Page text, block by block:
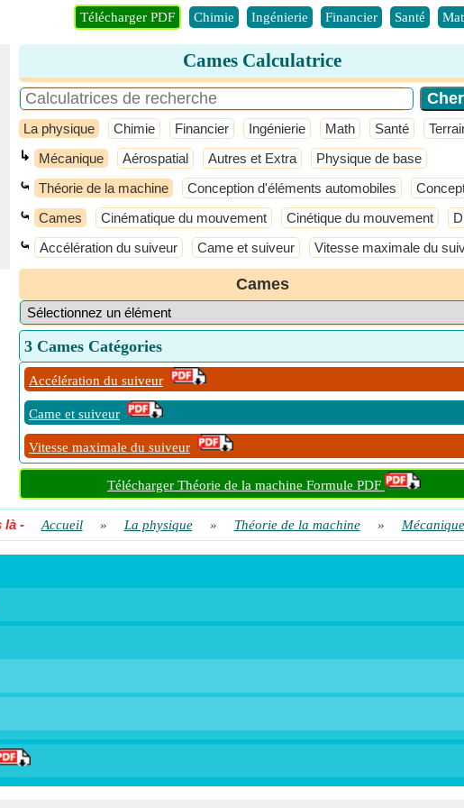
Télécharger PDF Chimie Ingénierie Financier Santé
Cames Calculatrice
La physique Chimie Financier Ingénierie Math Santé
↳ Mécanique Aérospatial Autres et Extra Physique de base
⤿ Théorie de la machine Conception d'éléments automobiles
⤿ Cames Cinématique du mouvement Cinétique du mouvement
⤿ Accélération du suiveur Came et suiveur Vitesse maximale du
Cames
3 Cames Catégories
Accélération du suiveur
Came et suiveur
Vitesse maximale du suiveur
Télécharger Théorie de la machine Formule PDF
là- Accueil » La physique » Théorie de la machine » Mécanique